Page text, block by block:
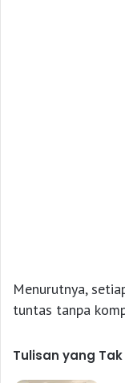
Menurutnya,
tuntas tanpa
Tulisan yang